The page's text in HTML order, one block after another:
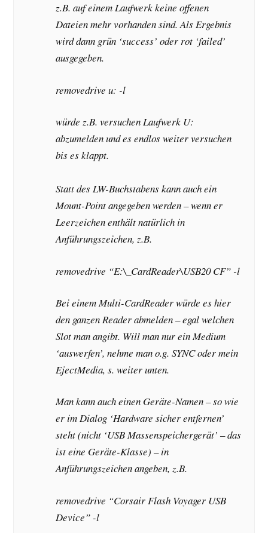
z.B. auf einem Laufwerk keine offenen
Dateien mehr vorhanden sind. Als Ergebnis
wird dann grün ‘success’ oder rot ‘failed’
ausgegeben.
removedrive u: -l
würde z.B. versuchen Laufwerk U:
abzumelden und es endlos weiter versuchen
bis es klappt.
Statt des LW-Buchstabens kann auch ein
Mount-Point angegeben werden – wenn er
Leerzeichen enthält natürlich in
Anführungszeichen, z.B.
removedrive “E:\_CardReader\USB20 CF” -l
Bei einem Multi-CardReader würde es hier
den ganzen Reader abmelden – egal welchen
Slot man angibt. Will man nur ein Medium
‘auswerfen’, nehme man o.g. SYNC oder mein
EjectMedia, s. weiter unten.
Man kann auch einen Geräte-Namen – so wie
er im Dialog ‘Hardware sicher entfernen’
steht (nicht ‘USB Massenspeichergerät’ – das
ist eine Geräte-Klasse) – in
Anführungszeichen angeben, z.B.
removedrive “Corsair Flash Voyager USB
Device” -l